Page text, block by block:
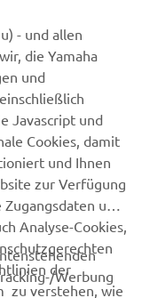
- und allen
die Yamaha
und
Javascript und
Cookies, damit
und Ihnen
zur Verfügung
und
Analyse-Cookies,
der
zu verstehen, wie
Werbung